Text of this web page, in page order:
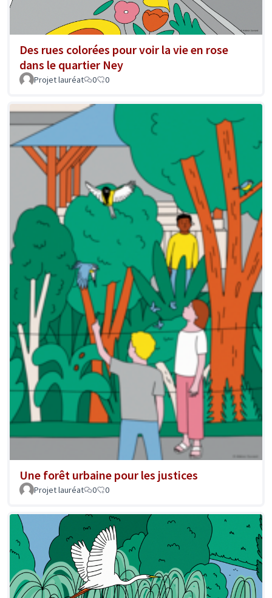
Des rues colorées pour voir la vie en rose
dans le quartier Ney
Projet lauréat 0 0
Une forêt urbaine pour les justices
Projet lauréat 0 0